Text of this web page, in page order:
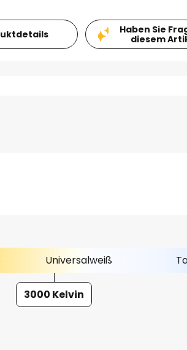
Haben Sie
diesem
Universalweiß
3000 Kelvin